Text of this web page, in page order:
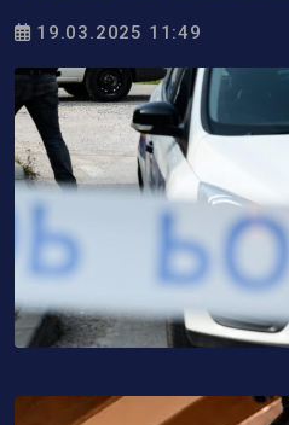
19.03.2025 11:49